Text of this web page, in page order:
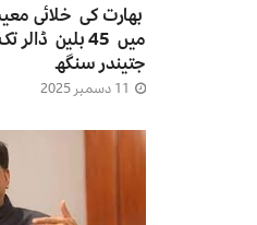
میں 45 بلین
جتیندر سنگھ